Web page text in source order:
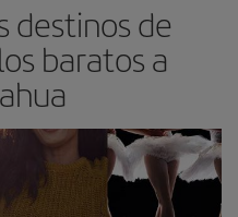
destinos de
baratos a